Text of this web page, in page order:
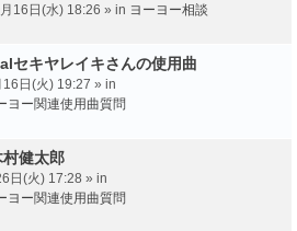
16日(水) 18:26 » in ヨーヨー相談
セキヤレイキさんの使用曲
日(火) 19:27 » in
ヨー関連使用曲質問
健太郎
日(火) 17:28 » in
ヨー関連使用曲質問